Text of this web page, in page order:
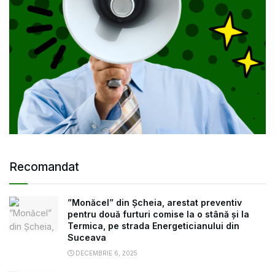
Recomandat
”Monăcel” din Șcheia, arestat preventiv
pentru două furturi comise la o stână și la
Termica, pe strada Energeticianului din
Suceava
DECEMBRIE 6, 2025